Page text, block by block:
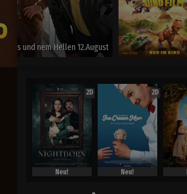
Jetzt exklusiv im Kino
2D
Neu!
2D
Neu!